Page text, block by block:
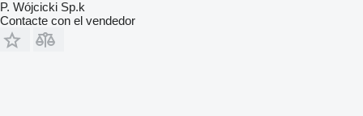
P. Wójcicki Sp.k
Contacte con el vendedor